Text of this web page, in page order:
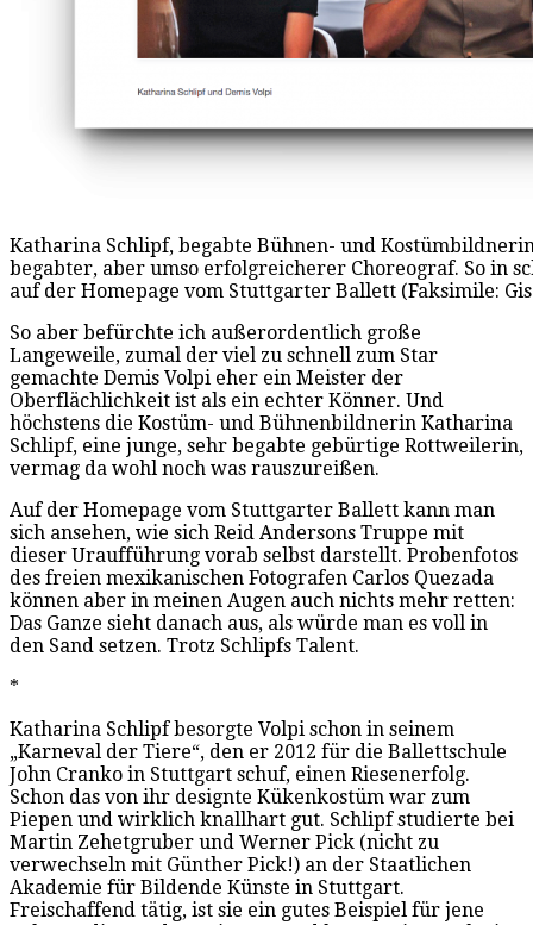
Katharina Schlipf, begabte Bühnen- und
begabter, aber umso erfolgreicherer Choreograf. So in
auf der Homepage vom Stuttgarter Ballett (Faksimile:
So aber befürchte ich außerordentlich große
Langeweile, zumal der viel zu schnell zum Star
gemachte Demis Volpi eher ein Meister der
Oberflächlichkeit ist als ein echter Könner. Und
höchstens die Kostüm- und Bühnenbildnerin Katharina
Schlipf, eine junge, sehr begabte gebürtige Rottweilerin,
vermag da wohl noch was rauszureißen.
Auf der Homepage vom Stuttgarter Ballett kann man
sich ansehen, wie sich Reid Andersons Truppe mit
dieser Uraufführung vorab selbst darstellt. Probenfotos
des freien mexikanischen Fotografen Carlos Quezada
können aber in meinen Augen auch nichts mehr retten:
Das Ganze sieht danach aus, als würde man es voll in
den Sand setzen. Trotz Schlipfs Talent.
*
Katharina Schlipf besorgte Volpi schon in seinem
„Karneval der Tiere“, den er 2012 für die Ballettschule
John Cranko in Stuttgart schuf, einen Riesenerfolg.
Schon das von ihr designte Kükenkostüm war zum
Piepen und wirklich knallhart gut. Schlipf studierte bei
Martin Zehetgruber und Werner Pick (nicht zu
verwechseln mit Günther Pick!) an der Staatlichen
Akademie für Bildende Künste in Stuttgart.
Freischaffend tätig, ist sie ein gutes Beispiel für jene